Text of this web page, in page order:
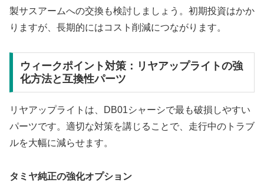
製サスアームへの交換も検討しましょう。初期投資はかか
りますが、長期的にはコスト削減につながります。
ウィークポイント対策：リヤアップライトの強
化方法と互換性パーツ
リヤアップライトは、DB01シャーシで最も破損しやすい
パーツです。適切な対策を講じることで、走行中のトラブ
ルを大幅に減らせます。
タミヤ純正の強化オプション